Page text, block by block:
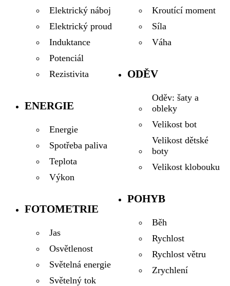
Elektrický náboj
Elektrický proud
Induktance
Potenciál
Rezistivita
ENERGIE
Energie
Spotřeba paliva
Teplota
Výkon
FOTOMETRIE
Jas
Osvětlenost
Světelná energie
Světelný tok
Kroutící moment
Síla
Váha
ODĚV
Oděv: šaty a
obleky
Velikost bot
Velikost dětské
boty
Velikost klobouku
POHYB
Běh
Rychlost
Rychlost větru
Zrychlení